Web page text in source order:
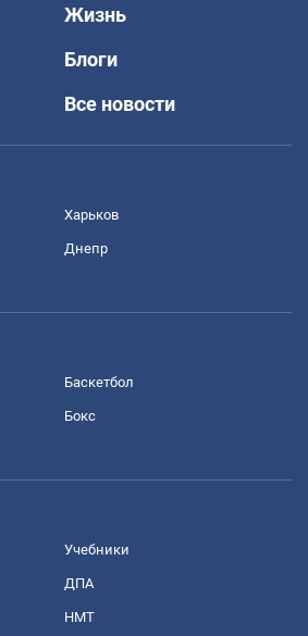
Жизнь
Блоги
Все новости
Харьков
Днепр
Баскетбол
Бокс
Учебники
ДПА
НМТ